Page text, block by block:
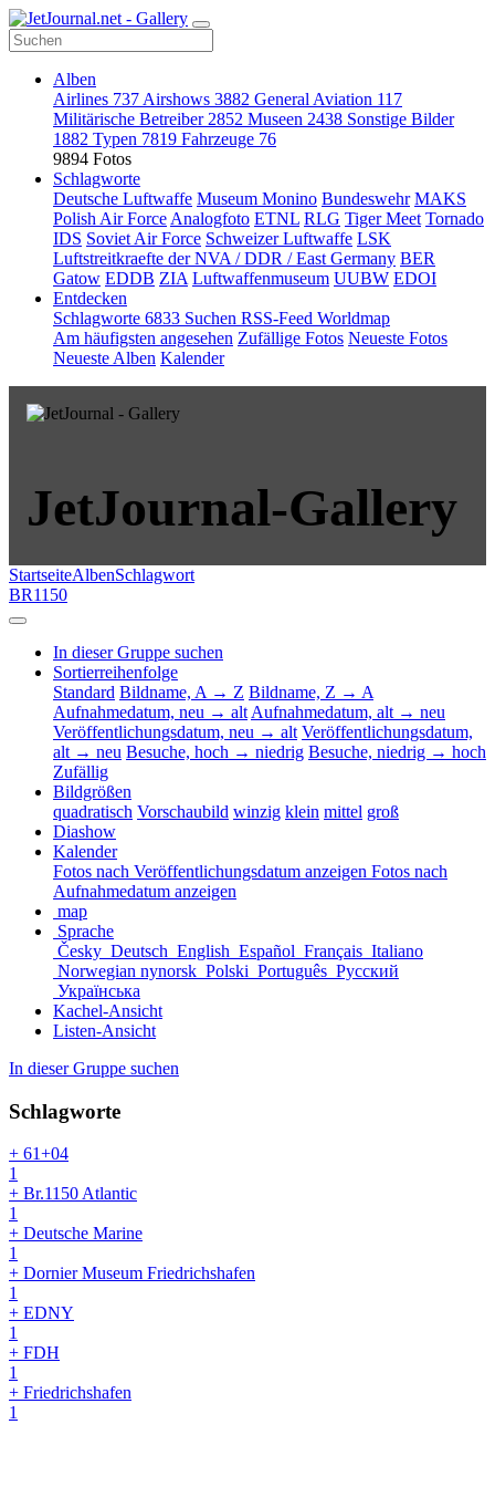
Alben
Airlines 737 Airshows 3882 General Aviation 117
Militärische Betreiber 2852 Museen 2438 Sonstige Bilder
1882 Typen 7819 Fahrzeuge 76
9894 Fotos
Schlagworte
Deutsche Luftwaffe Museum Monino Bundeswehr MAKS
Polish Air Force Analogfoto ETNL RLG Tiger Meet Tornado
IDS Soviet Air Force Schweizer Luftwaffe LSK
Luftstreitkraefte der NVA / DDR / East Germany BER
Gatow EDDB ZIA Luftwaffenmuseum UUBW EDOI
Entdecken
Schlagworte 6833 Suchen RSS-Feed Worldmap
Am häufigsten angesehen Zufällige Fotos Neueste Fotos
Neueste Alben Kalender
JetJournal-Gallery
StartseiteAlbenSchlagwort
BR1150
In dieser Gruppe suchen
Sortierreihenfolge
Standard Bildname, A → Z Bildname, Z → A
Aufnahmedatum, neu → alt Aufnahmedatum, alt → neu
Veröffentlichungsdatum, neu → alt Veröffentlichungsdatum,
alt → neu Besuche, hoch → niedrig Besuche, niedrig → hoch
Zufällig
Bildgrößen
quadratisch Vorschaubild winzig klein mittel groß
Diashow
Kalender
Fotos nach Veröffentlichungsdatum anzeigen Fotos nach
Aufnahmedatum anzeigen
map
Sprache
Česky Deutsch English Español Français Italiano
Norwegian nynorsk Polski Português Русский
Українська
Kachel-Ansicht
Listen-Ansicht
In dieser Gruppe suchen
Schlagworte
+ 61+04
1
+ Br.1150 Atlantic
1
+ Deutsche Marine
1
+ Dornier Museum Friedrichshafen
1
+ EDNY
1
+ FDH
1
+ Friedrichshafen
1